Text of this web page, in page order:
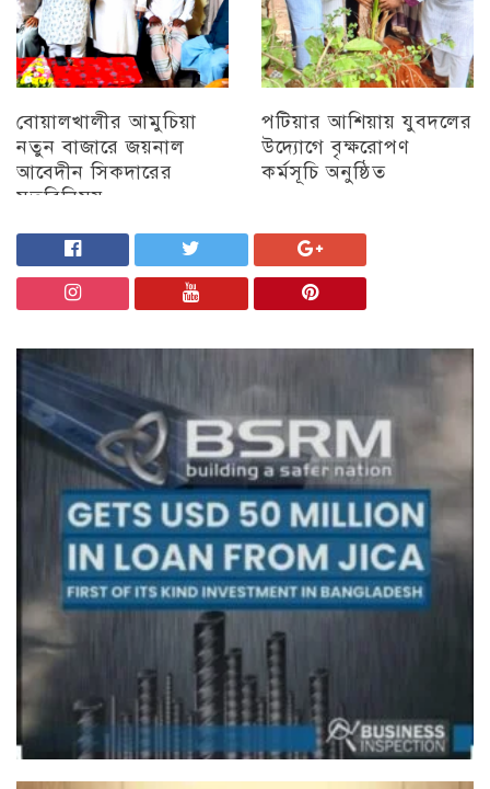
বোয়ালখালীর আমুচিয়া
নতুন বাজারে জয়নাল
আবেদীন সিকদারের
মতবিনিময়
চট্টগ্রাম
পটিয়ার আশিয়ায় যুবদলের
উদ্যোগে বৃক্ষরোপণ
কর্মসূচি অনুষ্ঠিত